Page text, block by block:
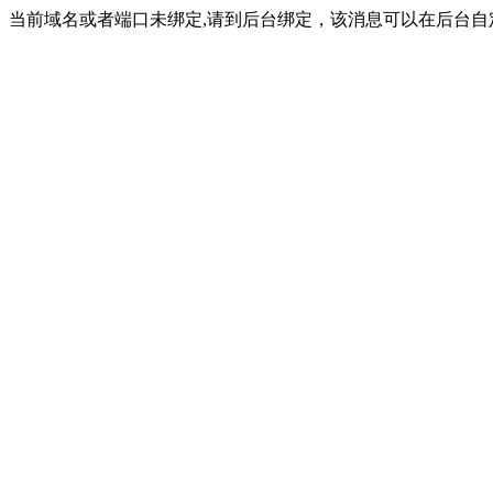
当前域名或者端口未绑定,请到后台绑定，该消息可以在后台自